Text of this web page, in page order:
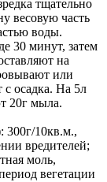
тщательно
весовую часть
воды.
30 минут, затем
на
или
осадка. На 5л
20г мыла.
300г/10кв.м.,
вредителей;
моль,
вегетации